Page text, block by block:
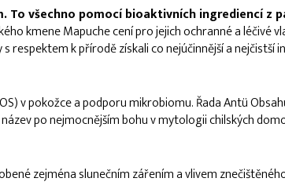
všechno pomocí bioaktivních ingrediencí z
kmene Mapuche cení pro jejich ochranné a léčivé
k přírodě získali co nejúčinnější a nejčistší
v pokožce a podporu mikrobiomu. Řada Antü
po nejmocnějším bohu v mytologii chilských
zejména slunečním zářením a vlivem